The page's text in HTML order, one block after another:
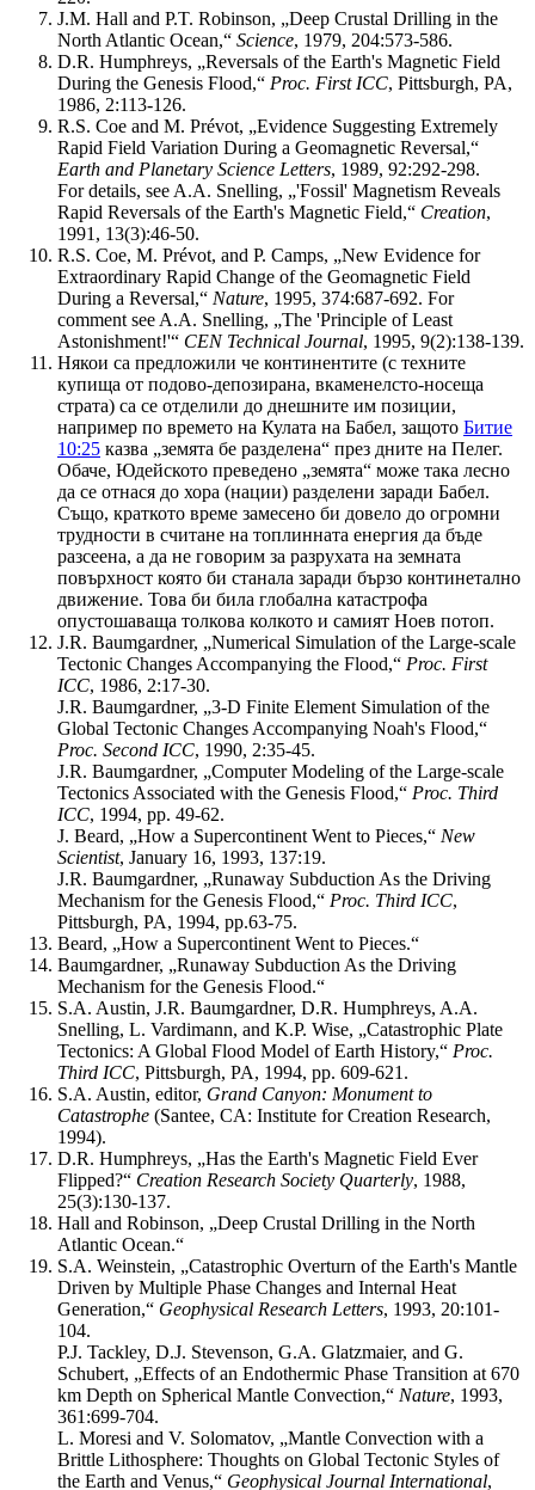
J.M. Hall and P.T. Robinson, „Deep Crustal Drilling in the
North Atlantic Ocean,“ Science, 1979, 204:573-586.
D.R. Humphreys, „Reversals of the Earth's Magnetic Field
During the Genesis Flood,“ Proc. First ICC, Pittsburgh, PA,
1986, 2:113-126.
R.S. Coe and M. Prévot, „Evidence Suggesting Extremely
Rapid Field Variation During a Geomagnetic Reversal,“
Earth and Planetary Science Letters, 1989, 92:292-298.
For details, see A.A. Snelling, „'Fossil' Magnetism Reveals
Rapid Reversals of the Earth's Magnetic Field,“ Creation,
1991, 13(3):46-50.
R.S. Coe, M. Prévot, and P. Camps, „New Evidence for
Extraordinary Rapid Change of the Geomagnetic Field
During a Reversal,“ Nature, 1995, 374:687-692. For
comment see A.A. Snelling, „The 'Principle of Least
Astonishment!'“ CEN Technical Journal, 1995, 9(2):138-139.
Някои са предложили че континентите (с техните
купища от подово-депозирана, вкаменелсто-носеща
страта) са се отделили до днешните им позиции,
например по времето на Кулата на Бабел, защото Битие
10:25 казва „земята бе разделена“ през дните на Пелег.
Обаче, Юдейското преведено „земята“ може така лесно
да се отнася до хора (нации) разделени заради Бабел.
Също, краткото време замесено би довело до огромни
трудности в считане на топлинната енергия да бъде
разсеена, а да не говорим за разрухата на земната
повърхност която би станала заради бързо континетално
движение. Това би била глобална катастрофа
опустошаваща толкова колкото и самият Ноев потоп.
J.R. Baumgardner, „Numerical Simulation of the Large-scale
Tectonic Changes Accompanying the Flood,“ Proc. First
ICC, 1986, 2:17-30.
J.R. Baumgardner, „3-D Finite Element Simulation of the
Global Tectonic Changes Accompanying Noah's Flood,“
Proc. Second ICC, 1990, 2:35-45.
J.R. Baumgardner, „Computer Modeling of the Large-scale
Tectonics Associated with the Genesis Flood,“ Proc. Third
ICC, 1994, pp. 49-62.
J. Beard, „How a Supercontinent Went to Pieces,“ New
Scientist, January 16, 1993, 137:19.
J.R. Baumgardner, „Runaway Subduction As the Driving
Mechanism for the Genesis Flood,“ Proc. Third ICC,
Pittsburgh, PA, 1994, pp.63-75.
Beard, „How a Supercontinent Went to Pieces.“
Baumgardner, „Runaway Subduction As the Driving
Mechanism for the Genesis Flood.“
S.A. Austin, J.R. Baumgardner, D.R. Humphreys, A.A.
Snelling, L. Vardimann, and K.P. Wise, „Catastrophic Plate
Tectonics: A Global Flood Model of Earth History,“ Proc.
Third ICC, Pittsburgh, PA, 1994, pp. 609-621.
S.A. Austin, editor, Grand Canyon: Monument to
Catastrophe (Santee, CA: Institute for Creation Research,
1994).
D.R. Humphreys, „Has the Earth's Magnetic Field Ever
Flipped?“ Creation Research Society Quarterly, 1988,
25(3):130-137.
Hall and Robinson, „Deep Crustal Drilling in the North
Atlantic Ocean.“
S.A. Weinstein, „Catastrophic Overturn of the Earth's Mantle
Driven by Multiple Phase Changes and Internal Heat
Generation,“ Geophysical Research Letters, 1993, 20:101-
104.
P.J. Tackley, D.J. Stevenson, G.A. Glatzmaier, and G.
Schubert, „Effects of an Endothermic Phase Transition at 670
km Depth on Spherical Mantle Convection,“ Nature, 1993,
361:699-704.
L. Moresi and V. Solomatov, „Mantle Convection with a
Brittle Lithosphere: Thoughts on Global Tectonic Styles of
the Earth and Venus,“ Geophysical Journal International,